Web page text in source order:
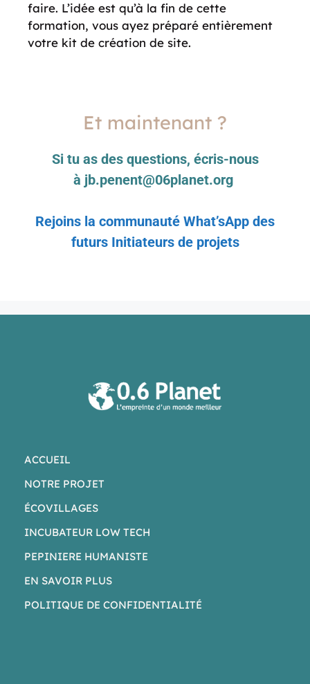
faire. L’idée est qu’à la fin de cette
formation, vous ayez préparé entièrement
votre kit de création de site.
Et maintenant ?
Si tu as des questions, écris-nous
à jb.penent@06planet.org
Rejoins la communauté What’sApp des
futurs Initiateurs de projets
ACCUEIL
NOTRE PROJET
ÉCOVILLAGES
INCUBATEUR LOW TECH
PEPINIERE HUMANISTE
EN SAVOIR PLUS
POLITIQUE DE CONFIDENTIALITÉ